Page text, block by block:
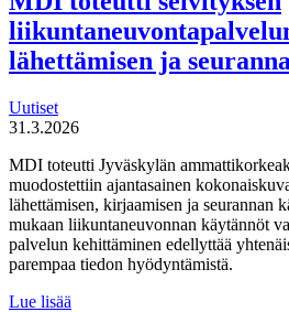
lähettämisen ja
Uutiset
31.3.2026
MDI toteutti Jyväskylän
muodostettiin ajantasainen
lähettämisen, kirjaamisen ja seurannan
mukaan liikuntaneuvonnan käytännöt
palvelun kehittäminen edellyttää
parempaa tiedon hyödyntämistä.
Lue lisää